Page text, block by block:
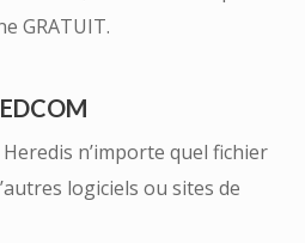
GRATUIT.
n’importe quel fichier
logiciels ou sites de